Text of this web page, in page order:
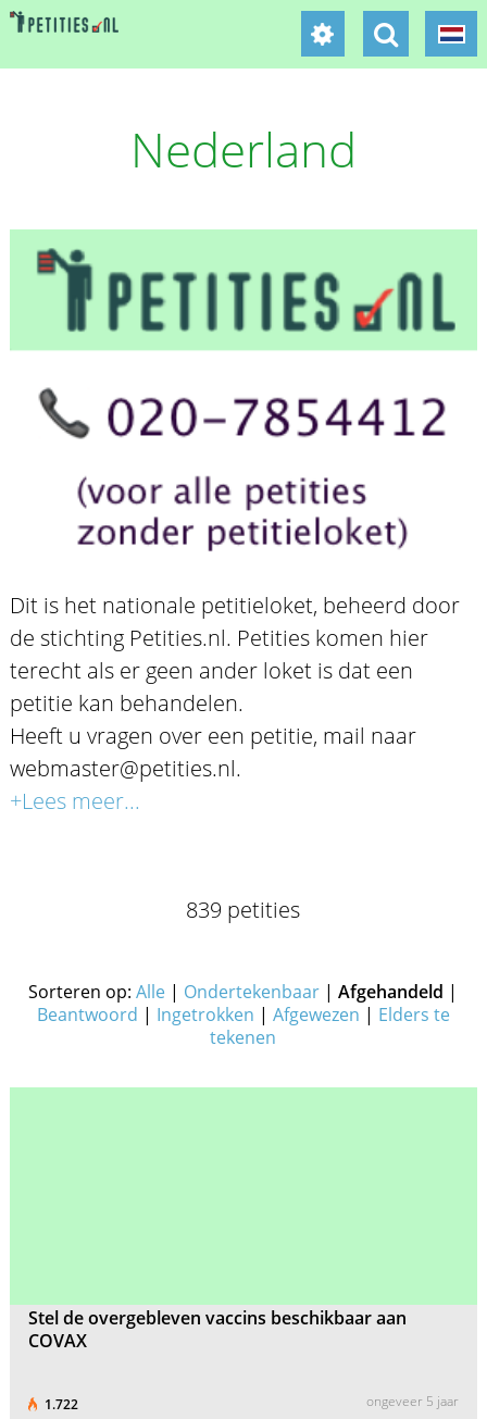
Nederland
Dit is het nationale petitieloket, beheerd door
de stichting Petities.nl. Petities komen hier
terecht als er geen ander loket is dat een
petitie kan behandelen.
Heeft u vragen over een petitie, mail naar
webmaster@petities.nl.
+Lees meer...
839 petities
Sorteren op:Alle | Ondertekenbaar |Afgehandeld |
Beantwoord | Ingetrokken | Afgewezen | Elders te
tekenen
Stel de overgebleven vaccins beschikbaar aan
COVAX
1.722 ongeveer 5 jaar